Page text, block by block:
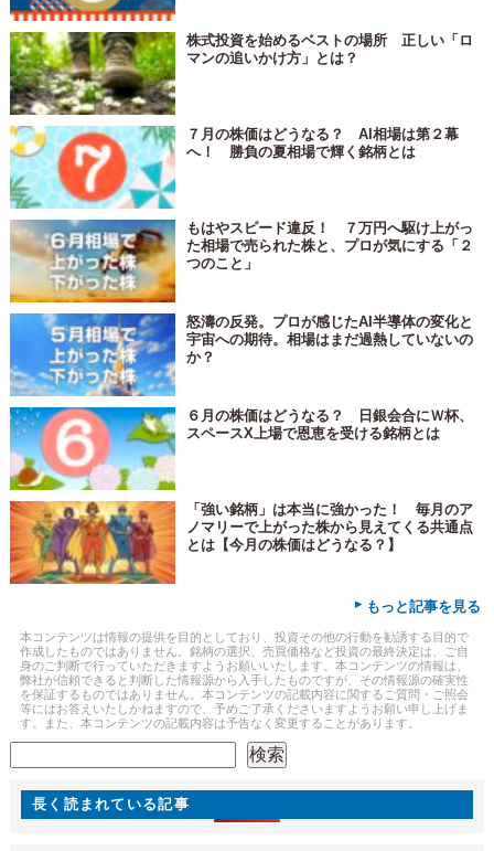
株式投資を始めるベストの場所 正しい「ロ
マンの追いかけ方」とは？
７月の株価はどうなる？ AI相場は第２幕
へ！ 勝負の夏相場で輝く銘柄とは
もはやスピード違反！ ７万円へ駆け上がっ
た相場で売られた株と、プロが気にする「２
つのこと」
怒濤の反発。プロが感じたAI半導体の変化と
宇宙への期待。相場はまだ過熱していないの
か？
６月の株価はどうなる？ 日銀会合にＷ杯、
スペースX上場で恩恵を受ける銘柄とは
「強い銘柄」は本当に強かった！ 毎月のア
ノマリーで上がった株から見えてくる共通点
とは【今月の株価はどうなる？】
▸ もっと記事を見る
本コンテンツは情報の提供を目的としており、投資その他の行動を勧誘する目的で
作成したものではありません。銘柄の選択、売買価格など投資の最終決定は、ご自
身のご判断で行っていただきますようお願いいたします。本コンテンツの情報は、
弊社が信頼できると判断した情報源から入手したものですが、その情報源の確実性
を保証するものではありません。本コンテンツの記載内容に関するご質問・ご照会
等にはお答えいたしかねますので、予めご了承くださいますようお願い申し上げま
す。また、本コンテンツの記載内容は予告なく変更することがあります。
検索
長く読まれている記事